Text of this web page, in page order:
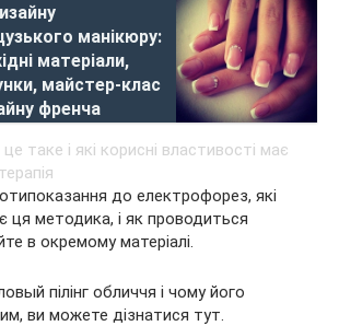
манікюру:
матеріали,
майстер-клас
френча
до електрофорез, які
ця методика, і як проводиться
в окремому матеріалі.
пілінг обличчя і чому його
ви можете дізнатися тут.